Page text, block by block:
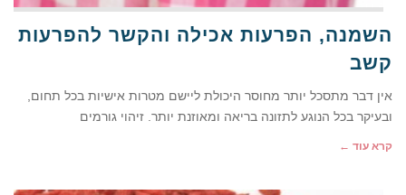
השמנה, הפרעות אכילה והקשר להפרעות
קשב
אין דבר מתסכל יותר מחוסר היכולת ליישם מטרות אישיות בכל תחום,
ובעיקר בכל הנוגע לתזונה בריאה ומאוזנת יותר. זיהוי גורמים
קרא עוד ←